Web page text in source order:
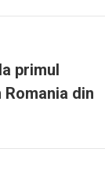
primul
din